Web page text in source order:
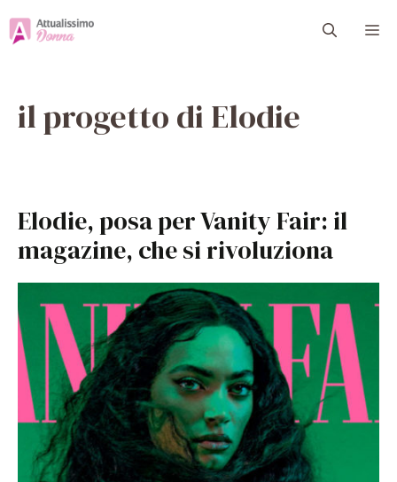
il progetto di Elodie
Elodie, posa per Vanity Fair: il
magazine, che si rivoluziona